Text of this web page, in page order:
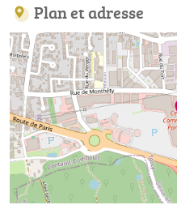
Plan et adresse